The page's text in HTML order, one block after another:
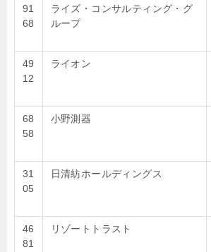
91
68
ライズ・コンサルティング・グ
ループ
49
12
ライオン
68
58
小野測器
31
05
日清紡ホールディングス
46
81
リゾートトラスト